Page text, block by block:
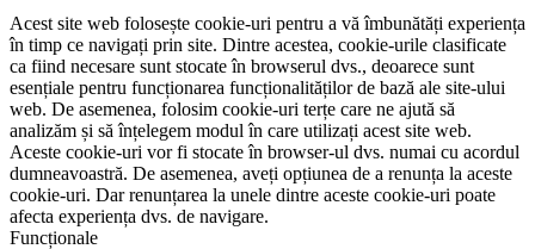
Acest site web folosește cookie-uri pentru a vă îmbunătăți experiența
în timp ce navigați prin site. Dintre acestea, cookie-urile clasificate
ca fiind necesare sunt stocate în browserul dvs., deoarece sunt
esențiale pentru funcționarea funcționalităților de bază ale site-ului
web. De asemenea, folosim cookie-uri terțe care ne ajută să
analizăm și să înțelegem modul în care utilizați acest site web.
Aceste cookie-uri vor fi stocate în browser-ul dvs. numai cu acordul
dumneavoastră. De asemenea, aveți opțiunea de a renunța la aceste
cookie-uri. Dar renunțarea la unele dintre aceste cookie-uri poate
afecta experiența dvs. de navigare.
Funcționale